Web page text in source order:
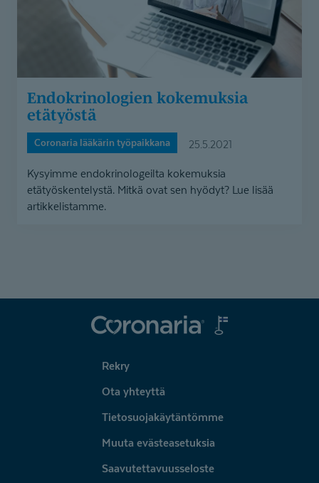
Endokrino­logien kokemuksia
etätyöstä
Coronaria lääkärin työpaikkana 25.5.2021
Kysyimme endokrinologeilta kokemuksia
etätyöskentelystä. Mitkä ovat sen hyödyt? Lue lisää
artikkelistamme.
Coronaria
Rekry
Ota yhteyttä
Tietosuojakäytäntömme
Muuta evästeasetuksia
Saavutettavuusseloste